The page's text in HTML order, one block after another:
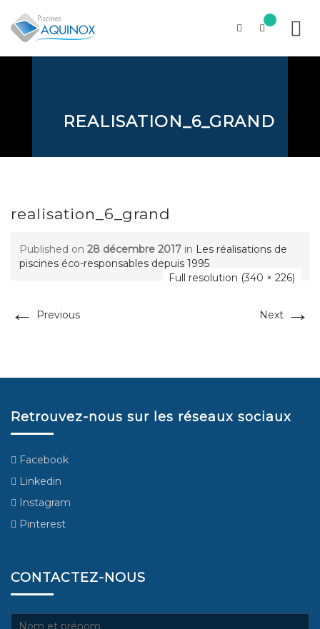
REALISATION_6_GRAND
realisation_6_grand
Published on 28 décembre 2017 in Les réalisations de
piscines éco-responsables depuis 1995
Full resolution (340 × 226)
← Previous Next →
Retrouvez-nous sur les réseaux sociaux
Facebook
Linkedin
Instagram
Pinterest
CONTACTEZ-NOUS